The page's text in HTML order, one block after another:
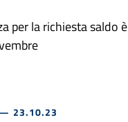
per la richiesta saldo è
23.10.23